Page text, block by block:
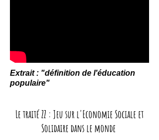
Extrait : "définition de l'éducation
populaire"
Le traité ZZ : Jeu sur l'Economie Sociale et
Solidaire dans le monde